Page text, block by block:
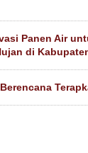
Panen Air
di